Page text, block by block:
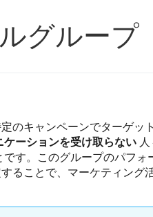
グループ
のキャンペーンでターゲッ
ーションを受け取らない
です。このグループのパフ
ることで、マーケティン